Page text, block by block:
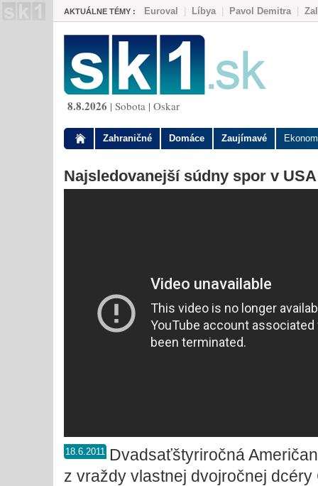
AKTUÁLNE TÉMY : Euroval Líbya| Pavol Demitra|
8.8.2026 | Sobota | Oskar
Zahraničné Domáce Zaujímavé
Najsledovanejší súdny spor v
18.6.2011 Dvadsaťštyriročná
z vraždy vlastnej dvojročnej